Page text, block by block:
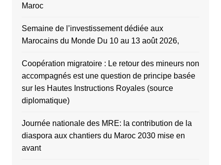
Maroc
Semaine de l’investissement dédiée aux
Marocains du Monde Du 10 au 13 août 2026,
Coopération migratoire : Le retour des mineurs non
accompagnés est une question de principe basée
sur les Hautes Instructions Royales (source
diplomatique)
Journée nationale des MRE: la contribution de la
diaspora aux chantiers du Maroc 2030 mise en
avant